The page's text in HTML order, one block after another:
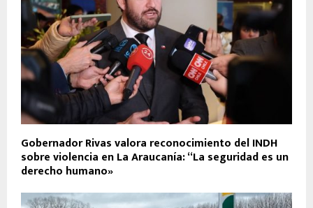
Gobernador Rivas valora reconocimiento del INDH
sobre violencia en La Araucanía: “La seguridad es un
derecho humano»